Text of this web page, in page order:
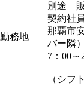
別途 販
契約社
勤務地
那覇市
バー隣）
7：00
（シフ